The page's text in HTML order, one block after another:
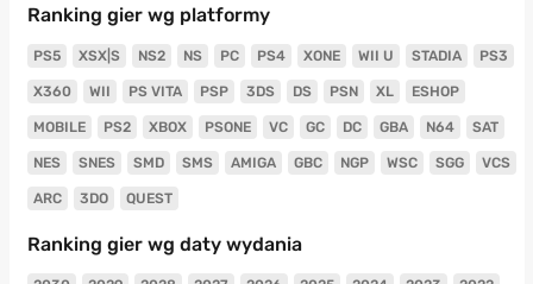
Ranking gier wg platformy
PS5 XSX|S NS2 NS PC PS4 XONE WII U STADIA PS3
X360 WII PS VITA PSP 3DS DS PSN XL ESHOP
MOBILE PS2 XBOX PSONE VC GC DC GBA N64 SAT
NES SNES SMD SMS AMIGA GBC NGP WSC SGG VCS
ARC 3DO QUEST
Ranking gier wg daty wydania